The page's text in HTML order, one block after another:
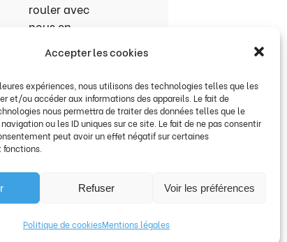
Accepter les cookies
expériences, nous utilisons des technologies telles que les
et/ou accéder aux informations des appareils. Le fait de
nous permettra de traiter des données telles que le
ou les ID uniques sur ce site. Le fait de ne pas consentir
peut avoir un effet négatif sur certaines
Refuser Voir les préférences
Politique de cookiesMentions légales
rouler avec
nous en
cliquez
pour la
video !
Pour...
Divers
Lire la suite